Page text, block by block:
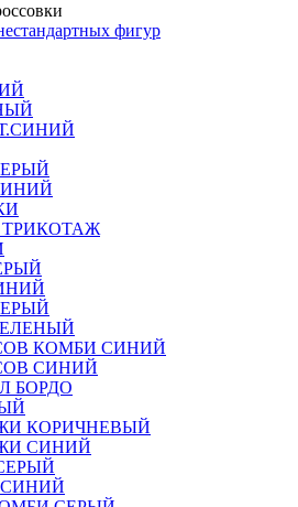
фигур
КОМБИ СИНИЙ
СИНИЙ
БОРДО
КОРИЧНЕВЫЙ
СИНИЙ